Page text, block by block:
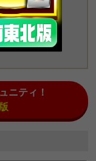
ニティ！